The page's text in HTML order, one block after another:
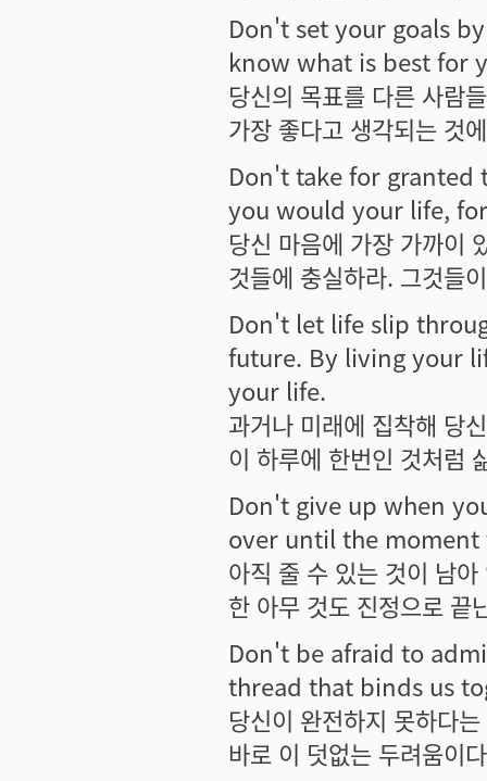
Don't set your goals
know what is best for
당신의 목표를 다른 사람
가장 좋다고 생각되는 것
Don't take for granted
you would your life,
당신 마음에 가장 가까이
것들에 충실하라. 그것들
Don't let life slip
future. By living your
your life.
과거나 미래에 집착해 당
이 하루에 한번인 것처럼
Don't give up when
over until the
아직 줄 수 있는 것이 남
한 아무 것도 진정으로 끝
Don't be afraid to
thread that binds us
당신이 완전하지 못하다
바로 이 덧없는 두려움이